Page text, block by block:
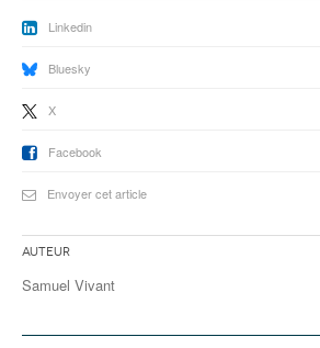
Linkedin
Bluesky
X
Facebook
Envoyer cet article
Auteur
Samuel Vivant